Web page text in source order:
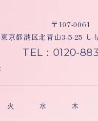
〒107-0061
東京都港区北青山3-5-25 し
TEL：0120-
火 水 木